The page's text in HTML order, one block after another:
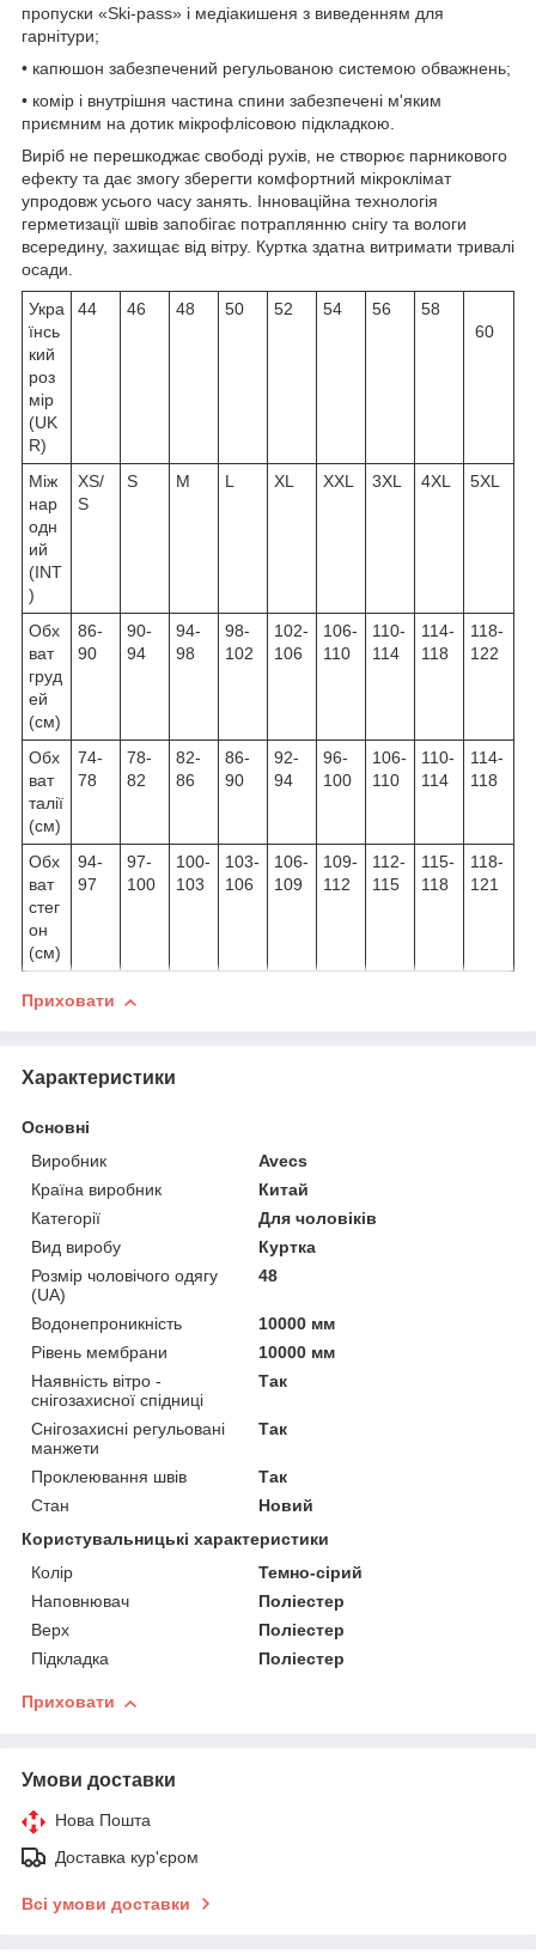
пропуски «Ski-pass» і медіакишеня з виведенням для
гарнітури;
• капюшон забезпечений регульованою системою обважнень;
• комір і внутрішня частина спини забезпечені м'яким
приємним на дотик мікрофлісовою підкладкою.
Виріб не перешкоджає свободі рухів, не створює парникового
ефекту та дає змогу зберегти комфортний мікроклімат
упродовж усього часу занять. Інноваційна технологія
герметизації швів запобігає потраплянню снігу та вологи
всередину, захищає від вітру. Куртка здатна витримати тривалі
осади.
Укра
їнсь
кий
роз
мір
(UK
R)
44 46 48 50 52 54 56
58
60
Між
нар
одн
ий
(INT
)
XS/
S
S M L XL XXL 3XL 4XL 5XL
Обх
ват
груд
ей
(см)
86-
90
90-
94
94-
98
98-
102
102-
106
106-
110
110-
114
114-
118
118-
122
Обх
ват
талії
(см)
74-
78
78-
82
82-
86
86-
90
92-
94
96-
100
106-
110
110-
114
114-
118
Обх
ват
стег
он
(см)
94-
97
97-
100
100-
103
103-
106
106-
109
109-
112
112-
115
115-
118
118-
121
Приховати
Характеристики
Основні
Виробник
Avecs
Країна виробник
Китай
Категорії
Для чоловіків
Вид виробу
Куртка
Розмір чоловічого одягу
(UA)
48
Водонепроникність
10000 мм
Рівень мембрани
10000 мм
Наявність вітро -
снігозахисної спідниці
Так
Снігозахисні регульовані
манжети
Так
Проклеювання швів
Так
Стан
Новий
Користувальницькі характеристики
Колір
Темно-сірий
Наповнювач
Поліестер
Верх
Поліестер
Підкладка
Поліестер
Приховати
Умови доставки
Нова Пошта
Доставка кур'єром
Всі умови доставки